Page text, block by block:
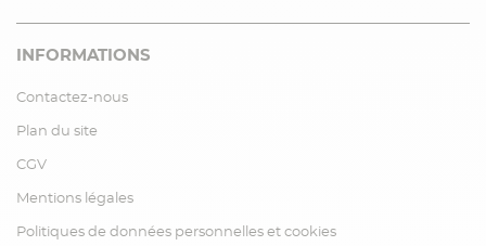
INFORMATIONS
Contactez-nous
Plan du site
CGV
Mentions légales
Politiques de données personnelles et cookies